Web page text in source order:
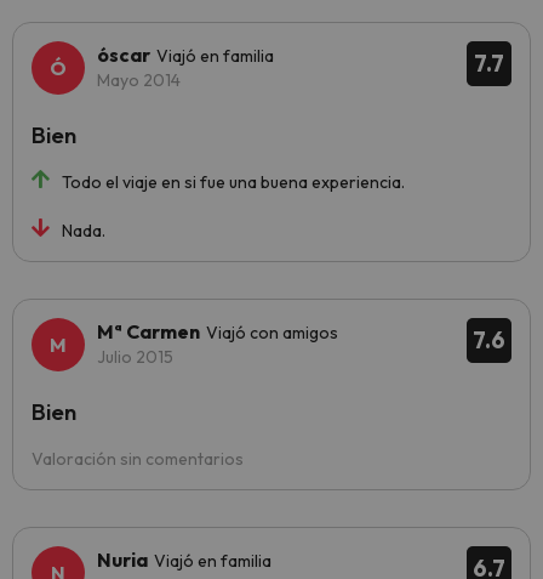
7.7
óscar Viajó en familia
Mayo 2014
Todo el viaje en si fue una buena experiencia.
Nada.
Bien
7.6
Mª Carmen Viajó con amigos
Julio 2015
Valoración sin comentarios
Bien
6.7
Nuria Viajó en familia